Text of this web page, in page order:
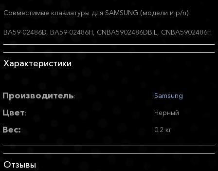
Совместимые клавиатуры для SAMSUNG (модели и p/n):
BA59-02486D, BA59-02486H, CNBA5902486DBIL, CNBA5902486F.
Характеристики
Производитель: Samsung
Цвет: Черный
Вес: 0.2 кг
Отзывы